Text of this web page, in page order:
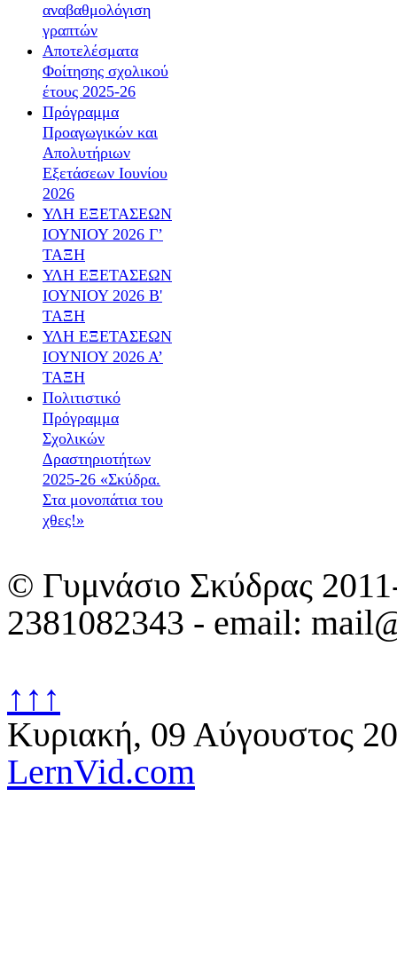
αναβαθμολόγιση
γραπτών
Αποτελέσματα
Φοίτησης σχολικού
έτους 2025-26
Πρόγραμμα
Προαγωγικών και
Απολυτήριων
Εξετάσεων Ιουνίου
2026
ΥΛΗ ΕΞΕΤΑΣΕΩΝ
ΙΟΥΝΙΟΥ 2026 Γ’
ΤΑΞΗ
ΥΛΗ ΕΞΕΤΑΣΕΩΝ
ΙΟΥΝΙΟΥ 2026 Β'
ΤΑΞΗ
ΥΛΗ ΕΞΕΤΑΣΕΩΝ
ΙΟΥΝΙΟΥ 2026 Α’
ΤΑΞΗ
Πολιτιστικό
Πρόγραμμα
Σχολικών
Δραστηριοτήτων
2025-26 «Σκύδρα.
Στα μονοπάτια του
χθες!»
© Γυμνάσιο Σκύδρας
2381082343 - email:
↑↑↑
Κυριακή, 09 Αύγουστος
LernVid.com